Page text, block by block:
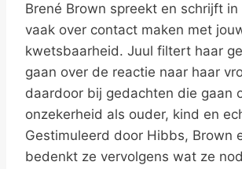
Brené Brown spreekt en schrijft
vaak over contact maken met
kwetsbaarheid. Juul filtert haar
gaan over de reactie naar haar
daardoor bij gedachten die gaan
onzekerheid als ouder, kind en
Gestimuleerd door Hibbs, Brown
bedenkt ze vervolgens wat ze